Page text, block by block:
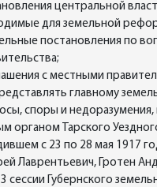
центральной
для земельной
постановления по
с местными
главному
споры и
органом Тарского
с 23 по 28 мая 1917
Лаврентьевич, Гротен
сессии Губернского